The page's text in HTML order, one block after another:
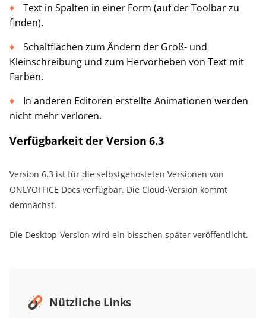
Text in Spalten in einer Form (auf der Toolbar zu
finden).
Schaltflächen zum Ändern der Groß- und
Kleinschreibung und zum Hervorheben von Text mit
Farben.
In anderen Editoren erstellte Animationen werden
nicht mehr verloren.
Verfügbarkeit der Version 6.3
Version 6.3 ist für die selbstgehosteten Versionen von
ONLYOFFICE Docs verfügbar. Die Cloud-Version kommt
demnächst.
Die Desktop-Version wird ein bisschen später veröffentlicht.
Nützliche Links